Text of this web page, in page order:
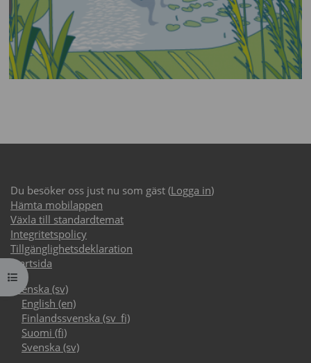
Öppna kursmenyn
Du besöker oss just nu som gäst (Logga in)
Hämta mobilappen
Växla till standardtemat
Integritetspolicy
Tillgänglighetsdeklaration
Startsida
Svenska ‎(sv)‎
English ‎(en)‎
Finlandssvenska ‎(sv_fi)‎
Suomi ‎(fi)‎
Svenska ‎(sv)‎